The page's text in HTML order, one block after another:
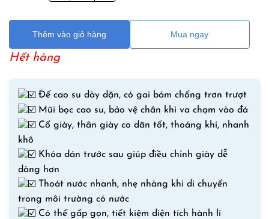
Su
NatureHike
lượng
Thêm vào giỏ hàng Mua ngay
Hết hàng
Đế cao su dày dặn, có gai bám chống trơn trượt
Mũi bọc cao su, bảo vệ chân khi va chạm vào đá
Cổ giày, thân giày co dãn tốt, thoáng khí, nhanh
khô
Khóa dán trước sau giúp điều chỉnh giày dễ
dàng hơn
Thoát nước nhanh, nhẹ nhàng khi di chuyển
trong môi trường có nước
Có thể gấp gọn, tiết kiệm diện tích hành lí